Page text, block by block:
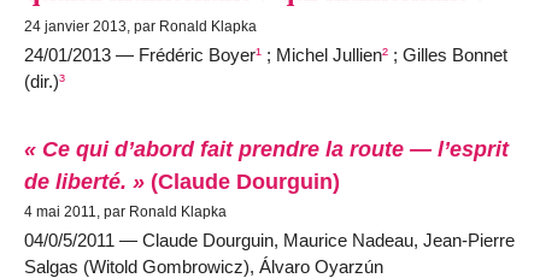
24 janvier 2013, par Ronald Klapka
24/01/2013 — Frédéric Boyer¹ ; Michel Jullien² ; Gilles Bonnet
(dir.)³
« Ce qui d’abord fait prendre la route — l’esprit
de liberté. » (Claude Dourguin)
4 mai 2011, par Ronald Klapka
04/0/5/2011 — Claude Dourguin, Maurice Nadeau, Jean-Pierre
Salgas (Witold Gombrowicz), Álvaro Oyarzún